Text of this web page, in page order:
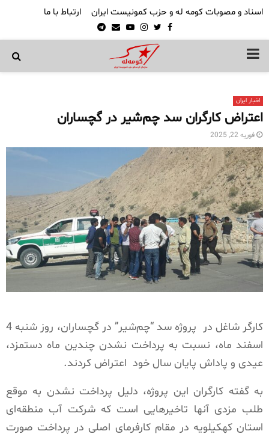
اسناد و مصوبات کومه له و حزب کمونیست ایران ارتباط با ما
Facebook
Twitter
Instagram
Youtube
Email
Telegram
PRIMARY
اخبار ایران
اعتراض کارگران سد چم‌شیر در گچساران
فوریه 22, 2025
کارگر شاغل در پروژه سد “چم‌شیر” در گچساران، روز شنبه 4
اسفند ماه، نسبت به پرداخت نشدن چندین ماه دستمزد،
عیدی و پاداش پایان سال خود اعتراض کردند.
به گفته کارگران این پروژه، دلیل پرداخت نشدن به موقع
طلب مزدی آنها تاخیرهایی است که شرکت آب منطقه‌ای
استان کهکیلویه در مقام کارفرمای اصلی در پرداخت صورت‌